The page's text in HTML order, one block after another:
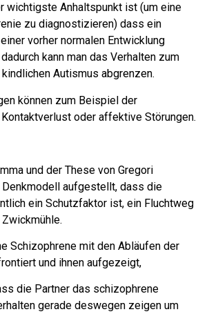
wichtigste Anhaltspunkt ist (um eine
zu diagnostizieren) dass ein
vorher normalen Entwicklung
kann man das Verhalten zum
Autismus abgrenzen.
können zum Beispiel der
oder affektive Störungen.
und der These von Gregori
Denkmodell aufgestellt, dass die
ein Schutzfaktor ist, ein Fluchtweg
Schizophrene mit den Abläufen der
und ihnen aufgezeigt,
die Partner das schizophrene
gerade deswegen zeigen um